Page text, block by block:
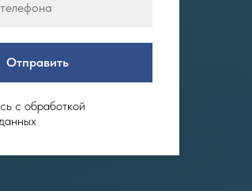
Отправить
с обработкой